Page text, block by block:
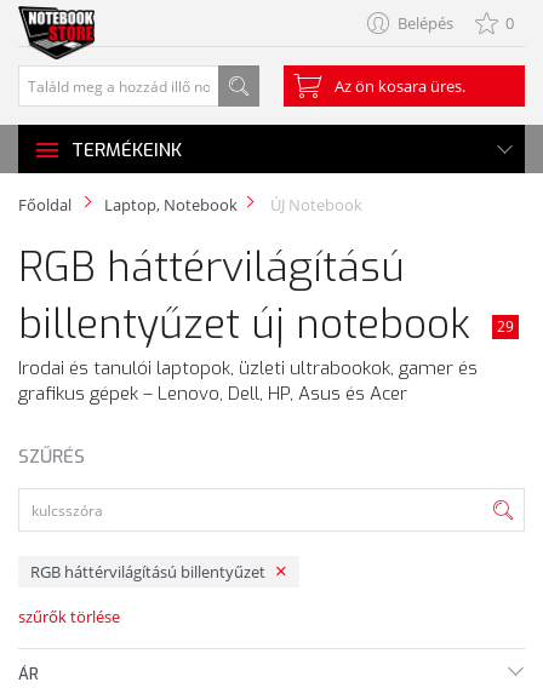
Belépés 0
Az ön kosara üres.
TERMÉKEINK
Főoldal Laptop, Notebook ÚJ Notebook
RGB háttérvilágítású
billentyűzet új notebook
29
Irodai és tanulói laptopok, üzleti ultrabookok, gamer és
grafikus gépek – Lenovo, Dell, HP, Asus és Acer
SZŰRÉS
RGB háttérvilágítású billentyűzet
szűrők törlése
ÁR